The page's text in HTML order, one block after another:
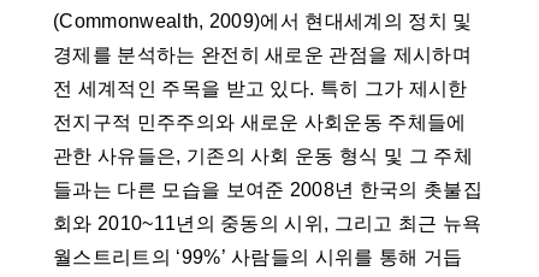
(Commonwealth, 2009)에서 현대세계의 정치 및
경제를 분석하는 완전히 새로운 관점을 제시하며
전 세계적인 주목을 받고 있다. 특히 그가 제시한
전지구적 민주주의와 새로운 사회운동 주체들에
관한 사유들은, 기존의 사회 운동 형식 및 그 주체
들과는 다른 모습을 보여준 2008년 한국의 촛불집
회와 2010~11년의 중동의 시위, 그리고 최근 뉴욕
월스트리트의 ‘99%’ 사람들의 시위를 통해 거듭